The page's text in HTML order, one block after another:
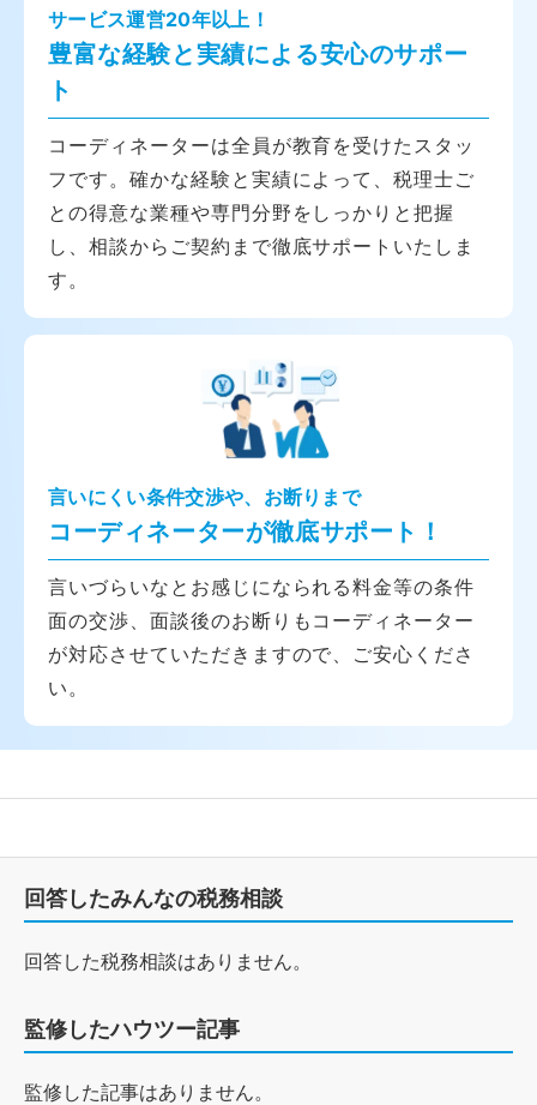
サービス運営20年以上！
豊富な経験と実績による安心のサポー
ト
コーディネーターは全員が教育を受けたスタッ
フです。確かな経験と実績によって、税理士ご
との得意な業種や専門分野をしっかりと把握
し、相談からご契約まで徹底サポートいたしま
す。
言いにくい条件交渉や、お断りまで
コーディネーターが徹底サポート！
言いづらいなとお感じになられる料金等の条件
面の交渉、面談後のお断りもコーディネーター
が対応させていただきますので、ご安心くださ
い。
回答したみんなの税務相談
回答した税務相談はありません。
監修したハウツー記事
監修した記事はありません。